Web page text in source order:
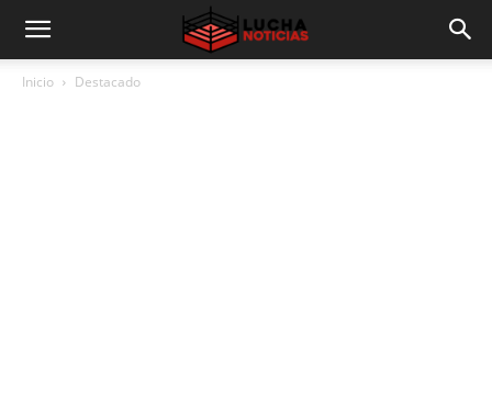
Inicio Destacado